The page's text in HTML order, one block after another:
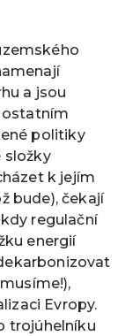
a jsou
ostatním
politiky
složky
k jejím
bude), čekají
regulační
energií
Evropy.
trojúhelníku